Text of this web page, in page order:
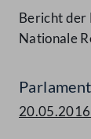
Bericht der
Nationale
20.05.2016